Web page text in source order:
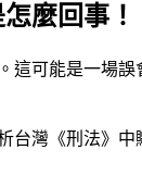
麼回事！
可能是一場
台灣《刑法》